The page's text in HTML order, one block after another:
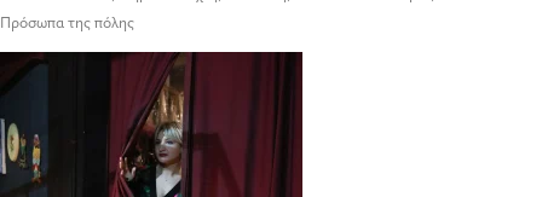
Πρόσωπα της πόλης